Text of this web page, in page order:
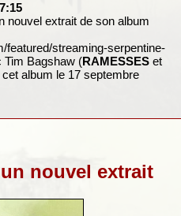
nouvel extrait de son album
featured/streaming-serpentine-
Tim Bagshaw (RAMESSESet
album le 17 septembre
nouvel extrait